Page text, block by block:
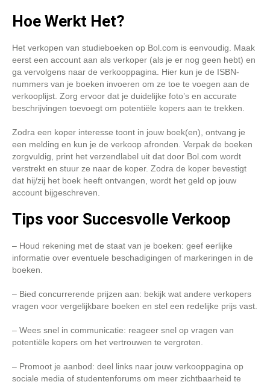
Hoe Werkt Het?
Het verkopen van studieboeken op Bol.com is eenvoudig. Maak
eerst een account aan als verkoper (als je er nog geen hebt) en
ga vervolgens naar de verkooppagina. Hier kun je de ISBN-
nummers van je boeken invoeren om ze toe te voegen aan de
verkooplijst. Zorg ervoor dat je duidelijke foto’s en accurate
beschrijvingen toevoegt om potentiële kopers aan te trekken.
Zodra een koper interesse toont in jouw boek(en), ontvang je
een melding en kun je de verkoop afronden. Verpak de boeken
zorgvuldig, print het verzendlabel uit dat door Bol.com wordt
verstrekt en stuur ze naar de koper. Zodra de koper bevestigt
dat hij/zij het boek heeft ontvangen, wordt het geld op jouw
account bijgeschreven.
Tips voor Succesvolle Verkoop
– Houd rekening met de staat van je boeken: geef eerlijke
informatie over eventuele beschadigingen of markeringen in de
boeken.
– Bied concurrerende prijzen aan: bekijk wat andere verkopers
vragen voor vergelijkbare boeken en stel een redelijke prijs vast.
– Wees snel in communicatie: reageer snel op vragen van
potentiële kopers om het vertrouwen te vergroten.
– Promoot je aanbod: deel links naar jouw verkooppagina op
sociale media of studentenforums om meer zichtbaarheid te